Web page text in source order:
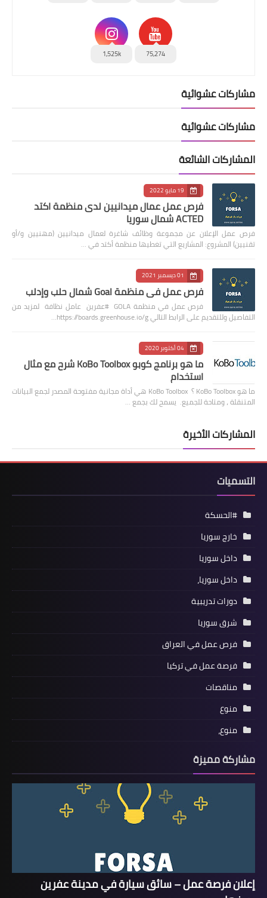
75,274
1,525k
مشاركات عشوائية
مشاركات عشوائية
المشاركات الشائعة
19 مايو 2022
فرص عمل عمال ميدانيين لدى منظمة اكتد
ACTED شمال سوريا
فرص عمل الإعلان عن مجموعة وظائف شاغرة لعمال ميدانيين (مهنيين و/أو
تقنيين) المشروع: المشاريع التي تغطيها منظمة أكتد في …
01 ديسمبر 2021
فرص عمل في منظمة Goal شمال حلب وإدلب
فرص عمل في منظمة GOLA #عفرين عامل نظافة لمزيد من
التفاصيل وللتقديم على الرابط التالي https://boards.greenhouse.io/g…
04 أكتوبر 2020
ما هو برنامج كوبو KoBo Toolbox شرح مع مثال
استخدام
ما هو KoBo Toolbox ؟ KoBo Toolbox هي أداة مجانية مفتوحة المصدر لجمع البيانات
المتنقلة ، ومتاحة للجميع. يسمح لك بجمع …
المشاركات الأخيرة
التسميات
#الحسكة
خارج سوريا
داخل سوريا
داخل سوريا،
دورات تدريبية
شرق سوريا
فرص عمل في العراق
فرصة عمل في تركيا
مناقصات
منوع
منوع،
مشاركة مميزة
إعلان فرصة عمل – سائق سيارة في مدينة عفرين